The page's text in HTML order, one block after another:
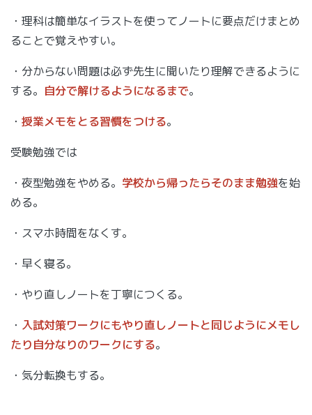
・理科は簡単なイラストを使ってノートに要点だけまとめ
ることで覚えやすい。
・分からない問題は必ず先生に聞いたり理解できるように
する。 自分で解けるようになるまで。
・ 授業メモをとる習慣をつける。
受験勉強では
・夜型勉強をやめる。 学校から帰ったらそのまま勉強を始
める。
・スマホ時間をなくす。
・早く寝る。
・やり直しノートを丁寧につくる。
・ 入試対策ワークにもやり直しノートと同じようにメモし
たり自分なりのワークにする。
・気分転換もする。